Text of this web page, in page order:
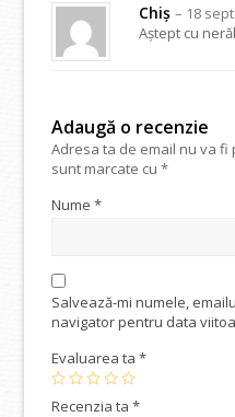
Chiș– 18
Aștept cu
Adaugă o recenzie
Adresa ta de email nu va fi
sunt marcate cu*
Nume*
Salvează-mi numele,
navigator pentru data
Evaluarea ta*
Recenzia ta*